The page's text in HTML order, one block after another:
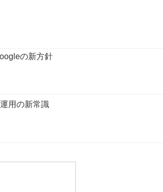
の新方針
用の新常識